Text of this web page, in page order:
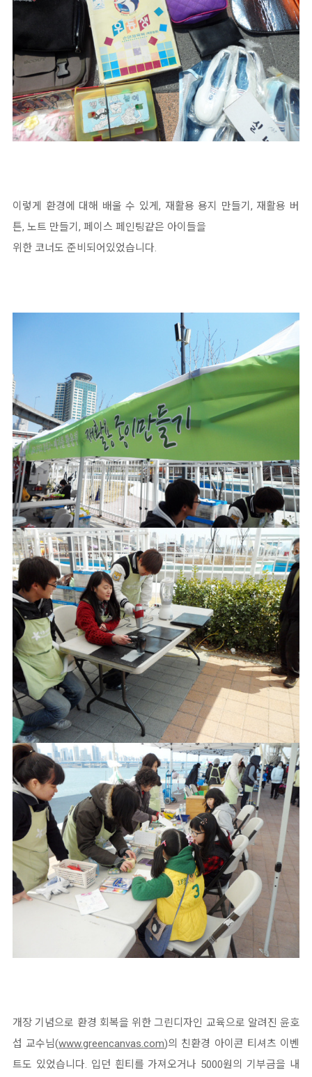
이렇게 환경에 대해 배울 수 있게, 재활용 용지 만들기, 재활용 버
튼, 노트 만들기, 페이스 페인팅같은 아이들을
위한 코너도 준비되어있었습니다.
개장 기념으로 환경 회복을 위한 그린디자인 교육으로 알려진 윤호
섭 교수님(www.greencanvas.com)의 친환경 아이콘 티셔츠 이벤
트도 있었습니다. 입던 흰티를 가져오거나 5000원의 기부금을 내